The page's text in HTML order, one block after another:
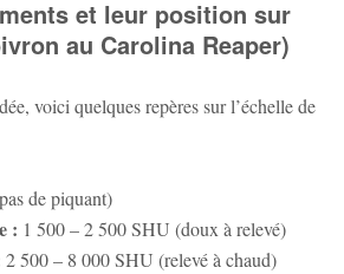
et leur position sur
au Carolina Reaper)
voici quelques repères sur l’échelle de
de piquant)
: 1 500 – 2 500 SHU (doux à relevé)
2 500 – 8 000 SHU (relevé à chaud)